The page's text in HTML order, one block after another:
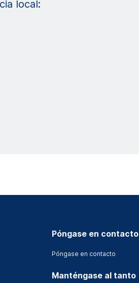
local:
Póngase en contacto
Póngase en contacto
Manténgase al tanto